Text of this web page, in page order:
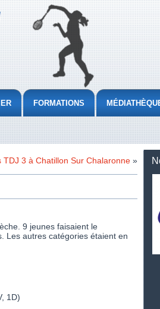
FORMATIONS
TDJ 3 à Chatillon Sur Chalaronne »
9 jeunes faisaient le
Les autres catégories étaient en
1D)